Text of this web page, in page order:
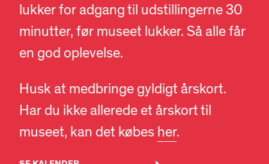
DA EN
lukker for adgang til udstillingerne 30
minutter, før museet lukker. Så alle får
en god oplevelse.
Husk at medbringe gyldigt årskort.
Har du ikke allerede et årskort til
museet, kan det købes her.